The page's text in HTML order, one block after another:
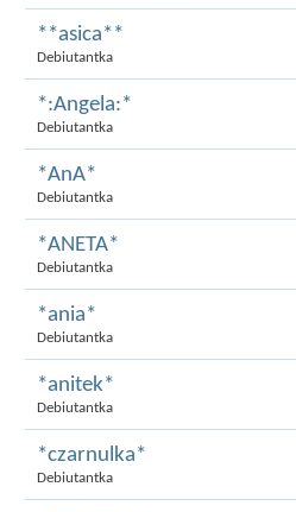
**asica**
Debiutantka
*:Angela:*
Debiutantka
*AnA*
Debiutantka
*ANETA*
Debiutantka
*ania*
Debiutantka
*anitek*
Debiutantka
*czarnulka*
Debiutantka